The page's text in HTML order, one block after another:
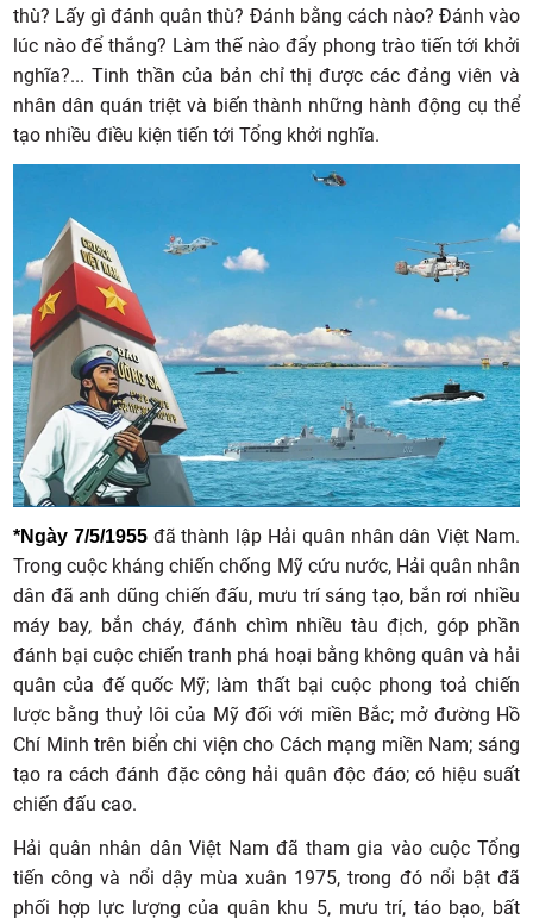
thù? Lấy gì đánh quân thù? Đánh bằng cách nào? Đánh vào
lúc nào để thắng? Làm thế nào đẩy phong trào tiến tới khởi
nghĩa?... Tinh thần của bản chỉ thị được các đảng viên và
nhân dân quán triệt và biến thành những hành động cụ thể
tạo nhiều điều kiện tiến tới Tổng khởi nghĩa.
*Ngày 7/5/1955đã thành lập Hải quân nhân dân Việt Nam.
Trong cuộc kháng chiến chống Mỹ cứu nước, Hải quân nhân
dân đã anh dũng chiến đấu, mưu trí sáng tạo, bắn rơi nhiều
máy bay, bắn cháy, đánh chìm nhiều tàu địch, góp phần
đánh bại cuộc chiến tranh phá hoại bằng không quân và hải
quân của đế quốc Mỹ; làm thất bại cuộc phong toả chiến
lược bằng thuỷ lôi của Mỹ đối với miền Bắc; mở đường Hồ
Chí Minh trên biển chi viện cho Cách mạng miền Nam; sáng
tạo ra cách đánh đặc công hải quân độc đáo; có hiệu suất
chiến đấu cao.
Hải quân nhân dân Việt Nam đã tham gia vào cuộc Tổng
tiến công và nổi dậy mùa xuân 1975, trong đó nổi bật đã
phối hợp lực lượng của quân khu 5, mưu trí, táo bạo, bất